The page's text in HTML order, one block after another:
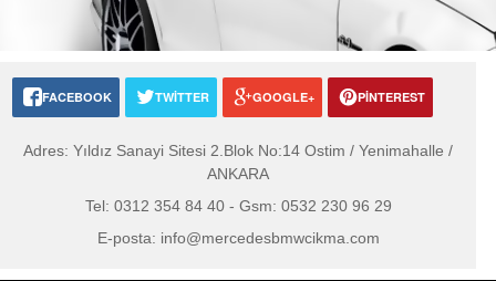
FACEBOOK TWITTER GOOGLE+ PINTEREST
Adres: Yıldız Sanayi Sitesi 2.Blok No:14 Ostim / Yenimahalle /
ANKARA
Tel: 0312 354 84 40 - Gsm: 0532 230 96 29
E-posta: info@mercedesbmwcikma.com